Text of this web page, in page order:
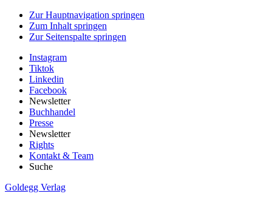
Zur Hauptnavigation springen
Zum Inhalt springen
Zur Seitenspalte springen
Instagram
Tiktok
Linkedin
Facebook
Newsletter
Buchhandel
Presse
Newsletter
Rights
Kontakt & Team
Suche
Goldegg Verlag